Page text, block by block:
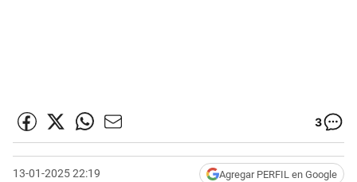
3
13-01-2025 22:19 Agregar PERFIL en Google